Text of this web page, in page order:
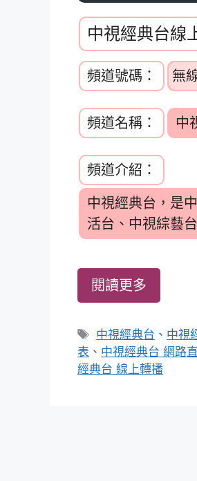
中視經典台線
頻道號碼： 無
頻道名稱： 中
頻道介紹：
中視經典台，是
活台、中視綜藝
閱讀更多
標
籤
中視經典台 、 中視
表 、 中視經典台 網路
經典台 線上轉播